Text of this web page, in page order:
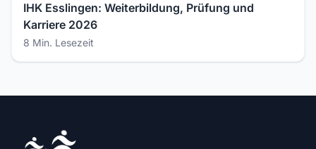
IHK Esslingen: Weiterbildung, Prüfung und
Karriere 2026
8 Min. Lesezeit